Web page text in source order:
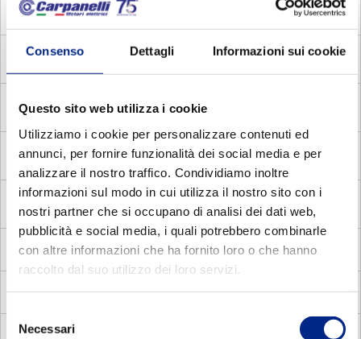
Consenso Dettagli Informazioni sui cookie
Questo sito web utilizza i cookie
Utilizziamo i cookie per personalizzare contenuti ed
annunci, per fornire funzionalità dei social media e per
analizzare il nostro traffico. Condividiamo inoltre
informazioni sul modo in cui utilizza il nostro sito con i
nostri partner che si occupano di analisi dei dati web,
pubblicità e social media, i quali potrebbero combinarle
con altre informazioni che ha fornito loro o che hanno
raccolto dal suo utilizzo dei loro servizi.
Selezione
delNecessari
MADC
Motori Autofrenanti Asincroni Monofase con
Disgiuntore Centrifugo
MADV
Motori Autofrenanti Asincroni Monofase con
MDE
Motori Elettrici Asincroni Monofase con Disgiuntore
MDC
Motori Elettrici Asincroni Monofase con Disgiuntore
centrifugo
MADP
polarità
MMA Motori Elettrici Autofrenanti Asincroni Monofase
MV Motori Elettrici Vettoriali
Motori Elettrici Vettoriali compatti quadrati